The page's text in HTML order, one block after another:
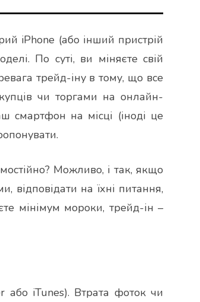
iPhone (або інший пристрій
По суті, ви міняєте свій
трейд-іну в тому, що все
чи торгами на онлайн-
смартфон на місці (іноді це
Можливо, і так, якщо
відповідати на їхні питання,
мінімум мороки, трейд-ін –
або iTunes). Втрата фоток чи